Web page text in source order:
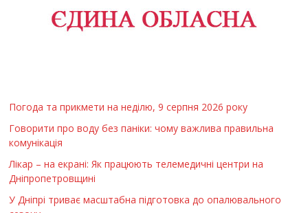
Погода та прикмети на неділю, 9 серпня 2026 року
Говорити про воду без паніки: чому важлива правильна
комунікація
Лікар – на екрані: Як працюють телемедичні центри на
Дніпропетровщині
У Дніпрі триває масштабна підготовка до опалювального